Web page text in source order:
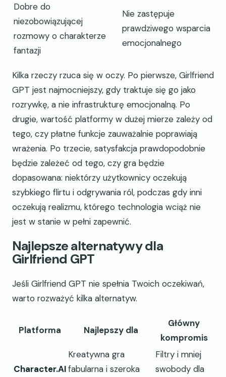
Dobre do
niezobowiązującej
rozmowy o charakterze
fantazji
Nie zastępuje
prawdziwego wsparcia
emocjonalnego
Kilka rzeczy rzuca się w oczy. Po pierwsze, Girlfriend
GPT jest najmocniejszy, gdy traktuje się go jako
rozrywkę, a nie infrastrukturę emocjonalną. Po
drugie, wartość platformy w dużej mierze zależy od
tego, czy płatne funkcje zauważalnie poprawiają
wrażenia. Po trzecie, satysfakcja prawdopodobnie
będzie zależeć od tego, czy gra będzie
dopasowana: niektórzy użytkownicy oczekują
szybkiego flirtu i odgrywania ról, podczas gdy inni
oczekują realizmu, którego technologia wciąż nie
jest w stanie w pełni zapewnić.
Najlepsze alternatywy dla
Girlfriend GPT
Jeśli Girlfriend GPT nie spełnia Twoich oczekiwań,
warto rozważyć kilka alternatyw.
Platforma Najlepszy dla
Główny
kompromis
Character.AI
Kreatywna gra
fabularna i szeroka
Filtry i mniej
swobody dla